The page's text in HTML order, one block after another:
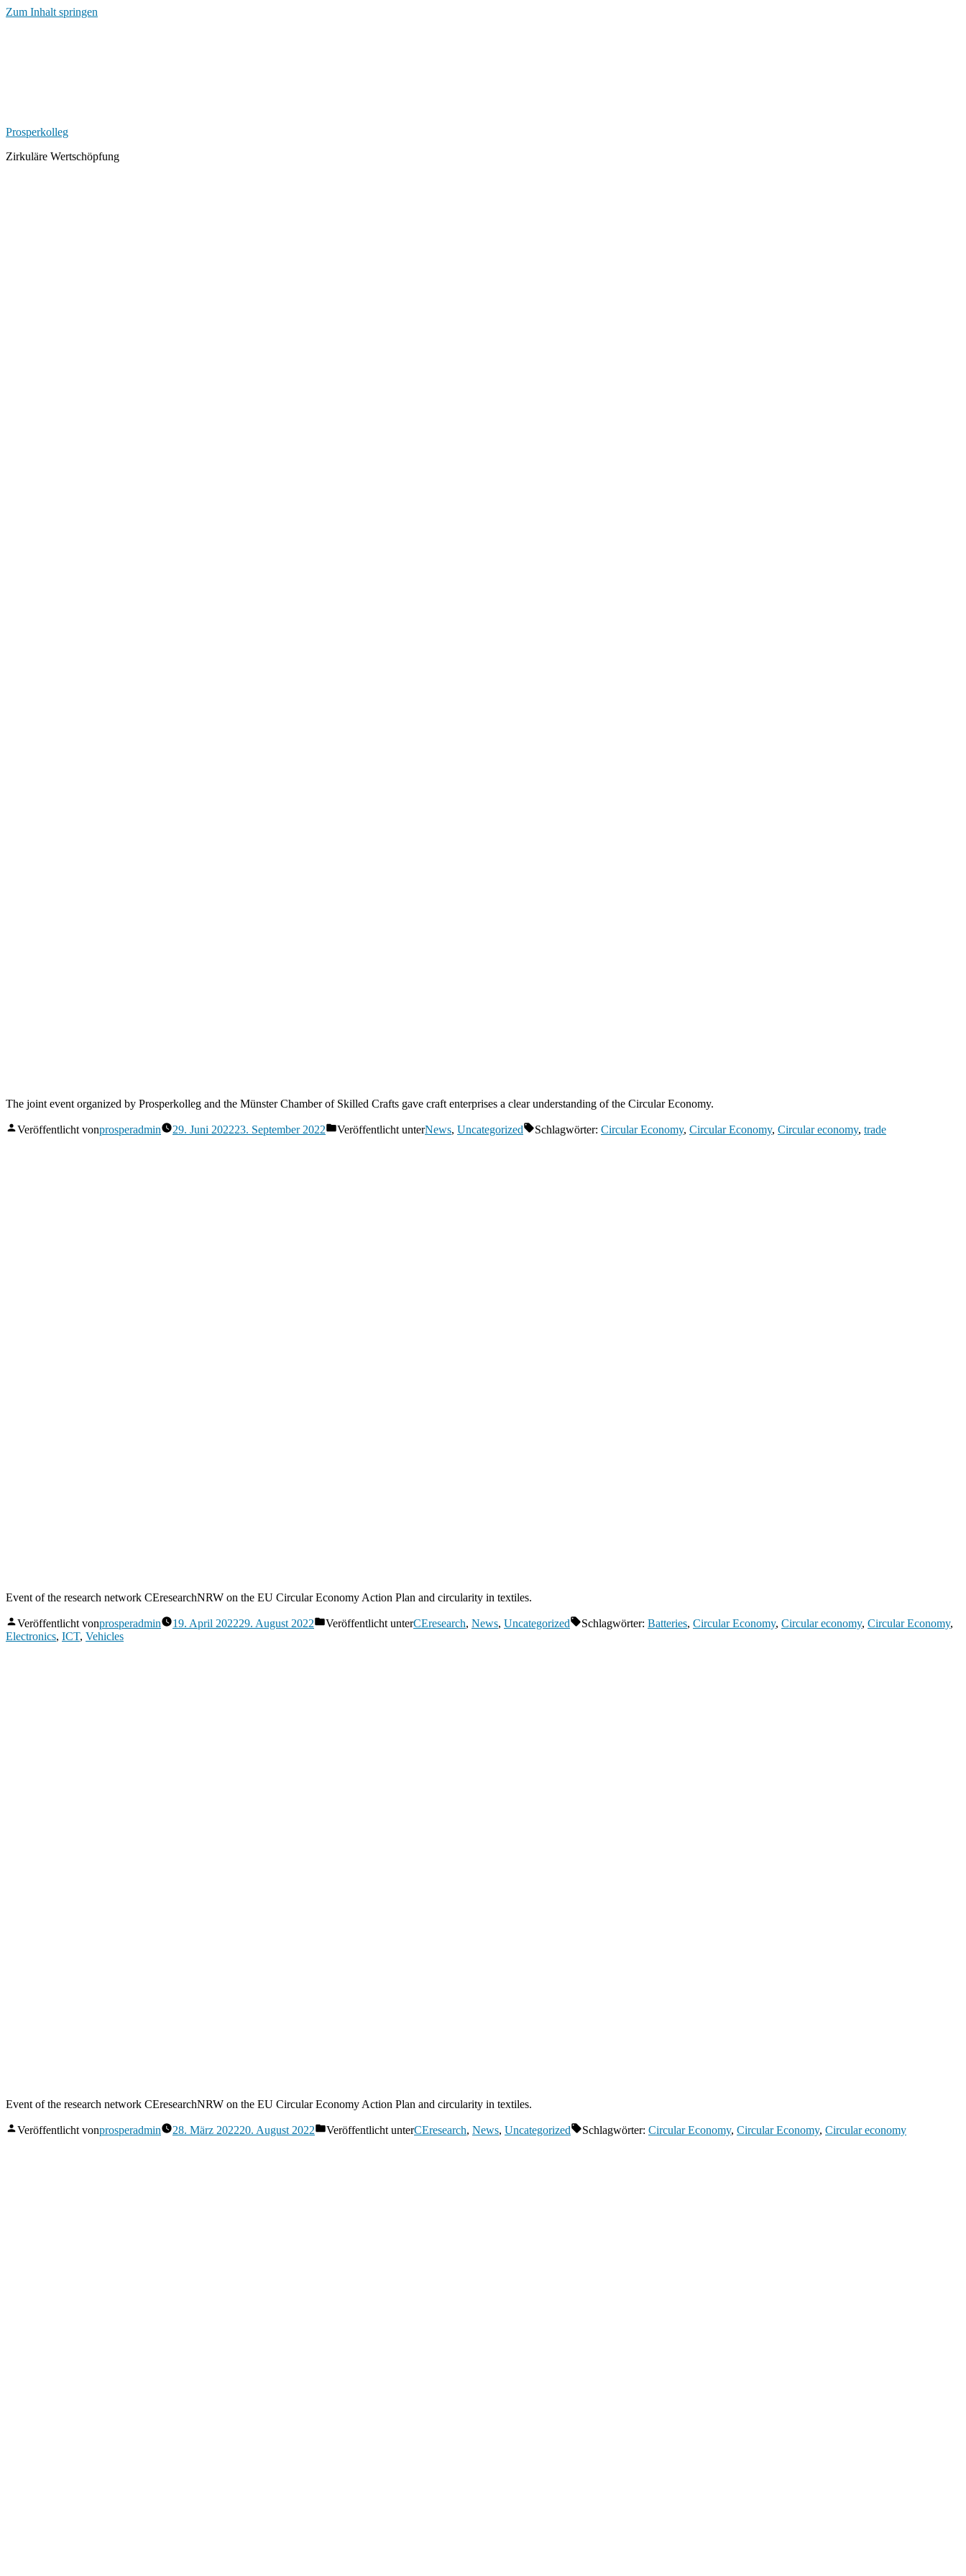
Zum Inhalt springen
Prosperkolleg
Zirkuläre Wertschöpfung
The joint event organized by Prosperkolleg and the Münster Chamber of Skilled Crafts gave craft enterprises a clear understanding of the Circular Economy.
Veröffentlicht vonprosperadmin 29. Juni 202223. September 2022 Veröffentlicht unterNews, Uncategorized Schlagwörter: Circular Economy, Circular Economy, Circular economy, trade
Event of the research network CEresearchNRW on the EU Circular Economy Action Plan and circularity in textiles.
Veröffentlicht vonprosperadmin 19. April 202229. August 2022 Veröffentlicht unterCEresearch, News, Uncategorized Schlagwörter: Batteries, Circular Economy, Circular economy, Circular Economy,
Electronics, ICT, Vehicles
Event of the research network CEresearchNRW on the EU Circular Economy Action Plan and circularity in textiles.
Veröffentlicht vonprosperadmin 28. März 202220. August 2022 Veröffentlicht unterCEresearch, News, Uncategorized Schlagwörter: Circular Economy, Circular Economy, Circular economy